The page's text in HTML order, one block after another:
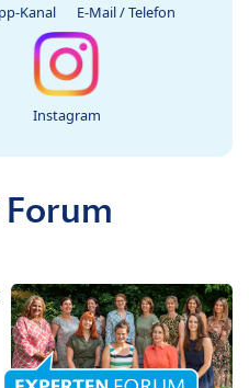
Kanal E-Mail / Telefon
Instagram
Forum